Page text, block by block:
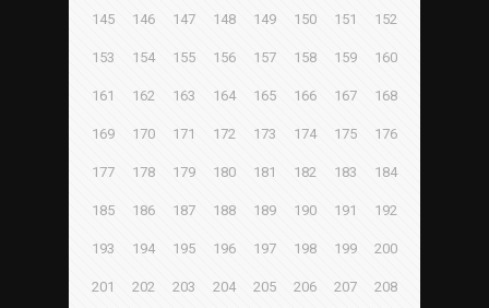
145 146 147 148 149 150 151 152
153 154 155 156 157 158 159 160
161 162 163 164 165 166 167 168
169 170 171 172 173 174 175 176
177 178 179 180 181 182 183 184
185 186 187 188 189 190 191 192
193 194 195 196 197 198 199 200
201 202 203 204 205 206 207 208